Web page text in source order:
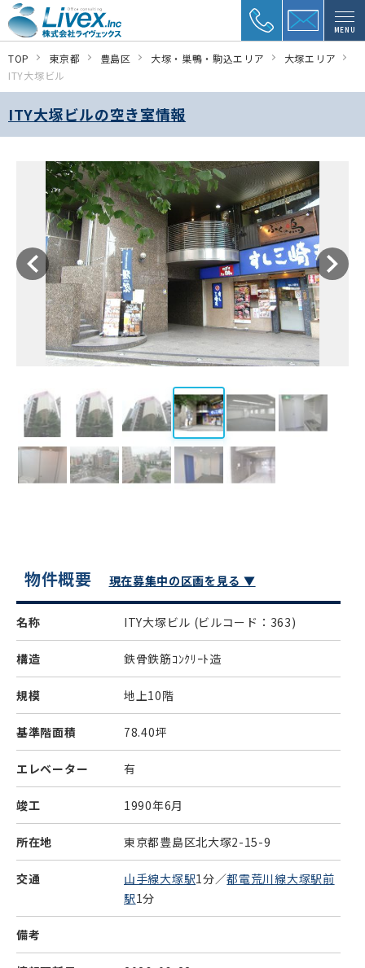
MENU
TOP 東京都 豊島区 大塚・巣鴨・駒込エリア
大塚エリア
ITY大塚ビル
ITY大塚ビルの空き室情報
物件概要 現在募集中の区画を見る ▼
名称 ITY大塚ビル (ビルコード：363)
構造 鉄骨鉄筋ｺﾝｸﾘｰﾄ造
規模 地上10階
基準階面積 78.40坪
エレベーター 有
竣工 1990年6月
所在地 東京都豊島区北大塚2-15-9
交通 山手線大塚駅1分／都電荒川線大塚駅前
駅1分
備考